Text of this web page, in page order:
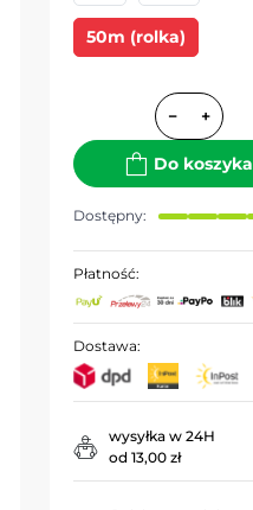
50m (rolka)
− +
Do koszyka
Dostępny:
Płatność:
Dostawa:
wysyłka w 24H
od 13,00 zł